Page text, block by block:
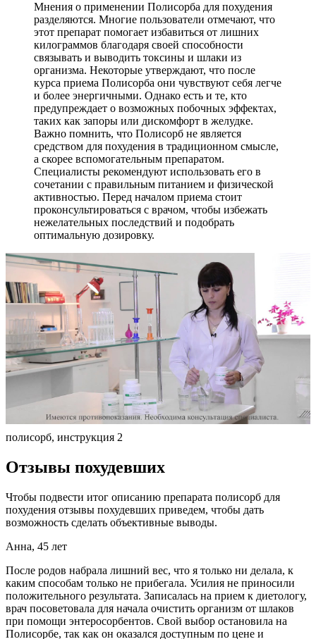
Мнения о применении Полисорба для похудения
разделяются. Многие пользователи отмечают, что
этот препарат помогает избавиться от лишних
килограммов благодаря своей способности
связывать и выводить токсины и шлаки из
организма. Некоторые утверждают, что после
курса приема Полисорба они чувствуют себя легче
и более энергичными. Однако есть и те, кто
предупреждает о возможных побочных эффектах,
таких как запоры или дискомфорт в желудке.
Важно помнить, что Полисорб не является
средством для похудения в традиционном смысле,
а скорее вспомогательным препаратом.
Специалисты рекомендуют использовать его в
сочетании с правильным питанием и физической
активностью. Перед началом приема стоит
проконсультироваться с врачом, чтобы избежать
нежелательных последствий и подобрать
оптимальную дозировку.
полисорб, инструкция 2
Отзывы похудевших
Чтобы подвести итог описанию препарата полисорб для
похудения отзывы похудевших приведем, чтобы дать
возможность сделать объективные выводы.
Анна, 45 лет
После родов набрала лишний вес, что я только ни делала, к
каким способам только не прибегала. Усилия не приносили
положительного результата. Записалась на прием к диетологу,
врач посоветовала для начала очистить организм от шлаков
при помощи энтеросорбентов. Свой выбор остановила на
Полисорбе, так как он оказался доступным по цене и